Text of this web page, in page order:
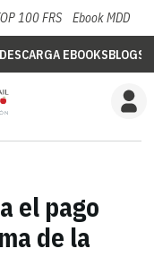
100 FRS Ebook MDD
DESCARGA EBOOKSBLOGS
el pago
de la